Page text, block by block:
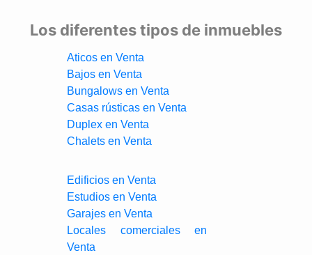
Los diferentes tipos de inmuebles
Aticos en Venta
Bajos en Venta
Bungalows en Venta
Casas rústicas en Venta
Duplex en Venta
Chalets en Venta
Edificios en Venta
Estudios en Venta
Garajes en Venta
Locales comerciales en
Venta